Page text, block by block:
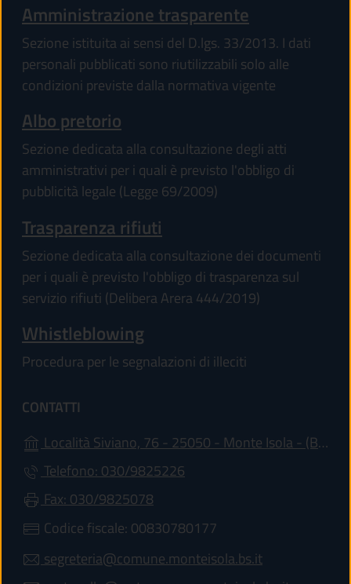
Amministrazione trasparente
Sezione istituita ai sensi del D.lgs. 33/2013. I dati
personali pubblicati sono riutilizzabili solo alle
condizioni previste dalla normativa vigente
Albo pretorio
Sezione dedicata alla consultazione degli atti
amministrativi per i quali è previsto l'obbligo di
pubblicità legale (Legge 69/2009)
Trasparenza rifiuti
Sezione dedicata alla consultazione dei documenti
per i quali è previsto l'obbligo di trasparenza sul
servizio rifiuti (Delibera Arera 444/2019)
Whistleblowing
Procedura per le segnalazioni di illeciti
CONTATTI
Località Siviano, 76 - 25050 - Monte Isola - (BS)
Telefono: 030/9825226
Fax: 030/9825078
Codice fiscale: 00830780177
segreteria@comune.monteisola.bs.it